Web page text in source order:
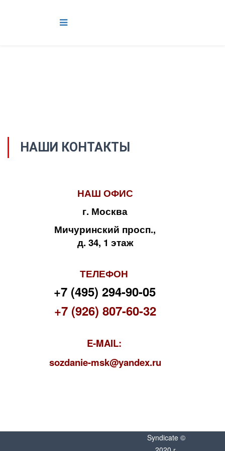
НАШИ КОНТАКТЫ
НАШ ОФИС
г. Москва
Мичуринский просп.,
д. 34, 1 этаж
ТЕЛЕФОН
+7 (495) 294-90-05
+7 (926) 807-60-32
E-MAIL:
sozdanie-msk@yandex.ru
Syndicate ©